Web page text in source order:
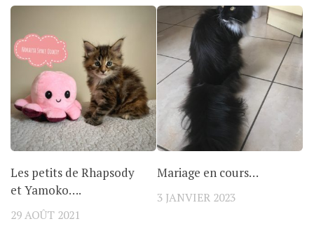
Les petits de Rhapsody
et Yamoko….
29 AOÛT 2021
Mariage en cours…
3 JANVIER 2023